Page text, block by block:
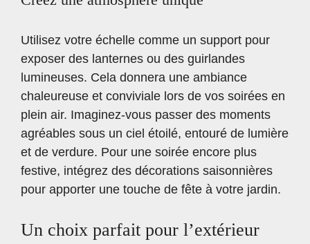
Utilisez votre échelle comme un support pour
exposer des lanternes ou des guirlandes
lumineuses. Cela donnera une ambiance
chaleureuse et conviviale lors de vos soirées en
plein air. Imaginez-vous passer des moments
agréables sous un ciel étoilé, entouré de lumière
et de verdure. Pour une soirée encore plus
festive, intégrez des décorations saisonnières
pour apporter une touche de fête à votre jardin.
Un choix parfait pour l’extérieur